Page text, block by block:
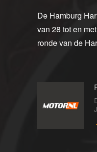
De Hamburg
van 28 tot en
ronde van de